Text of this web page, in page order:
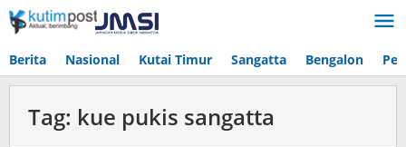
Lewati
ke
Berita Nasional Kutai Timur Sangatta Bengalon
Tag: kue pukis sangatta